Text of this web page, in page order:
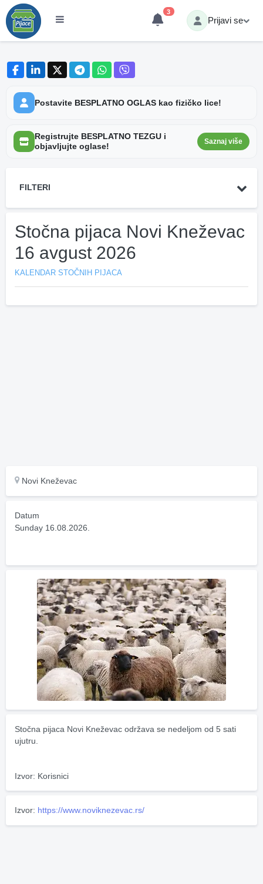
3
Prijavi se
Postavite BESPLATNO OGLAS kao fizičko lice!
Registrujte BESPLATNO TEZGU i
objavljujte oglase!
Saznaj više
FILTERI
Stočna pijaca Novi Kneževac
16 avgust 2026
KALENDAR STOČNIH PIJACA
Novi Kneževac
Datum
Sunday 16.08.2026.
Stočna pijaca Novi Kneževac održava se nedeljom od 5 sati
ujutru.
Izvor: Korisnici
Izvor: https://www.noviknezevac.rs/